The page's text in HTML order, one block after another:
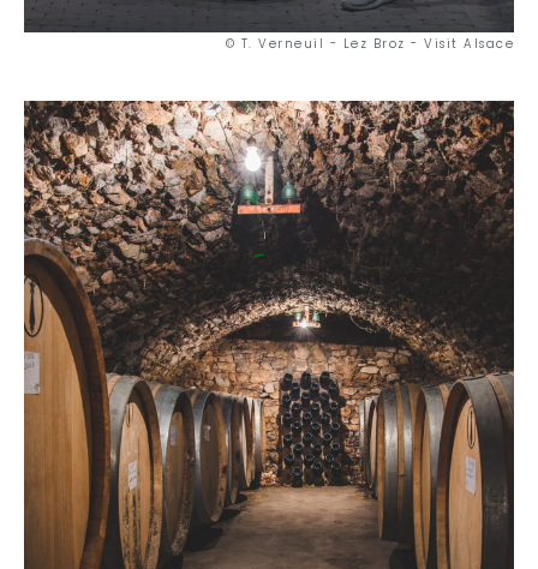
© T. Verneuil - Lez Broz - Visit Alsace